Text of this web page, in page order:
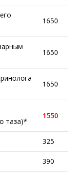
1650
1650
1650
таза)*
1550
325
390